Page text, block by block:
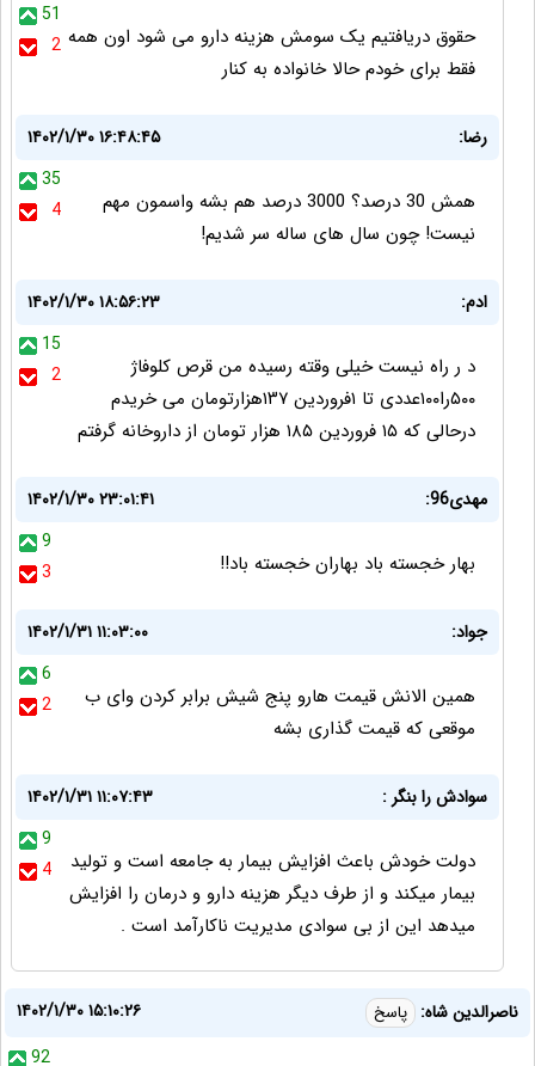
51
2 حقوق دریافتیم یک سومش هزینه دارو می شود اون همه
فقط برای خودم حالا خانواده به کنار
رضا:
۱۴۰۲/۱/۳۰ ۱۶:۴۸:۴۵
35
4
همش 30 درصد؟ 3000 درصد هم بشه واسمون مهم
نیست! چون سال های ساله سر شدیم!
ادم:
۱۴۰۲/۱/۳۰ ۱۸:۵۶:۲۳
15
2
د ر راه نیست خیلی وقته رسیده من قرص ‌کلوفاژ
۵۰۰را۱۰۰عددی تا ۱فروردین ۱۳۷هزارتومان می خریدم
درحالی که ۱۵ فروردین ۱۸۵ هزار تومان از داروخانه گرفتم
مهدی96:
۱۴۰۲/۱/۳۰ ۲۳:۰۱:۴۱
9
3
بهار خجسته باد بهاران خجسته باد!!
جواد:
۱۴۰۲/۱/۳۱ ۱۱:۰۳:۰۰
6
2
همین الانش قیمت هارو پنج شیش برابر کردن وای ب
موقعی که قیمت گذاری بشه
سوادش را بنگر :
۱۴۰۲/۱/۳۱ ۱۱:۰۷:۴۳
9
4
دولت خودش باعث افزایش بیمار به جامعه است و تولید
بیمار میکند و از طرف دیگر هزینه دارو و درمان را افزایش
میدهد این از بی سوادی مدیریت ناکارآمد است .
ناصرالدین شاه: پاسخ
۱۴۰۲/۱/۳۰ ۱۵:۱۰:۲۶
92